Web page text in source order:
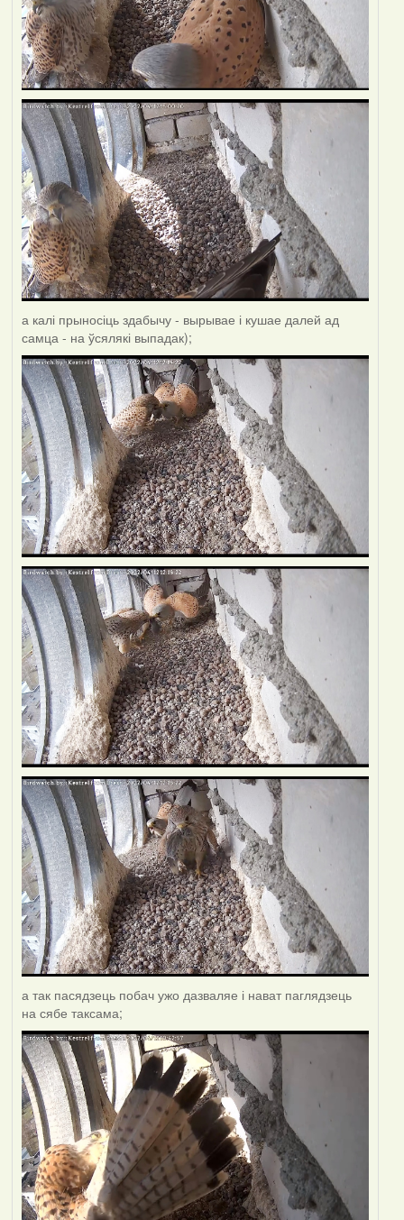
а калі прыносіць здабычу - вырывае і кушае далей ад
самца - на ўсялякі выпадак);
а так пасядзець побач ужо дазваляе і нават паглядзець
на сябе таксама;